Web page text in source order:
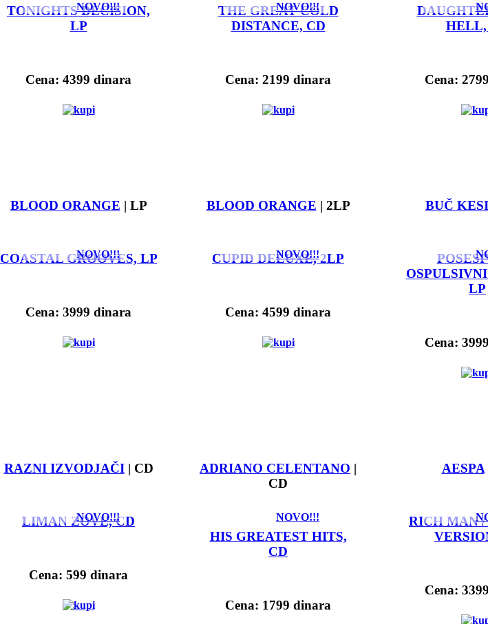
NOVO!!!
TONIGHTS DECISION,
LP
Cena: 4399 dinara
NOVO!!!
THE GREAT COLD
DISTANCE, CD
Cena: 2199 dinara
HELL,
Cena:
NOVO!!!
BLOOD ORANGE | LP
COASTAL GROOVES, LP
Cena: 3999 dinara
NOVO!!!
BLOOD ORANGE | 2LP
CUPID DELUXE, 2LP
Cena: 4599 dinara
BUČ
LP
Cena:
NOVO!!!
RAZNI IZVODJAČI| CD
LIMAN ZOVE, CD
Cena: 599 dinara
NOVO!!!
ADRIANO CELENTANO |
CD
HIS GREATEST HITS,
CD
Cena: 1799 dinara
AESPA
RICH MAN /
Cena: